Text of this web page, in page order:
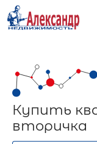
Купить
вторичка